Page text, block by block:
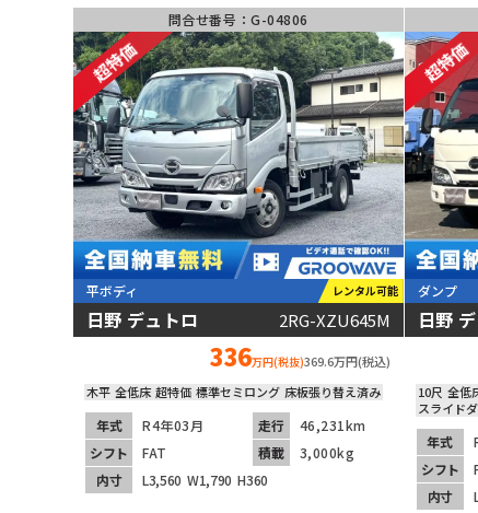
問合せ番号：G-04806
平ボディ レンタル可能
日野 デュトロ 2RG-XZU645M
336万円(税抜)369.6万円(税込)
木平 全低床 超特価 標準セミロング 床板張り替え済み
年式 R4年03月 走行
46,231km
シフト
FAT 積載
3,000kg
内寸
L3,560 W1,790 H360
動画あり
ダンプ
日野
10尺 全低
スライド
年式
シフト
内寸